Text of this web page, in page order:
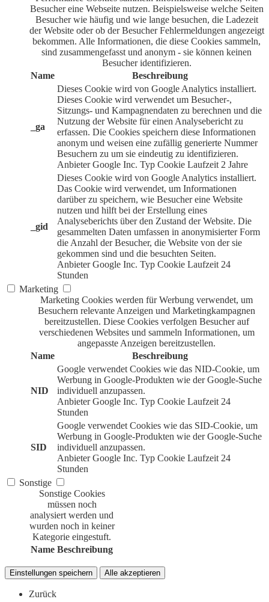
Besucher eine Webseite nutzen. Beispielsweise welche Seiten
Besucher wie häufig und wie lange besuchen, die Ladezeit
der Website oder ob der Besucher Fehlermeldungen angezeigt
bekommen. Alle Informationen, die diese Cookies sammeln,
sind zusammengefasst und anonym - sie können keinen
Besucher identifizieren.
Name
Beschreibung
_ga
Dieses Cookie wird von Google Analytics installiert.
Dieses Cookie wird verwendet um Besucher-,
Sitzungs- und Kampagnendaten zu berechnen und die
Nutzung der Website für einen Analysebericht zu
erfassen. Die Cookies speichern diese Informationen
anonym und weisen eine zufällig generierte Nummer
Besuchern zu um sie eindeutig zu identifizieren.
Anbieter Google Inc. Typ Cookie Laufzeit 2 Jahre
_gid
Dieses Cookie wird von Google Analytics installiert.
Das Cookie wird verwendet, um Informationen
darüber zu speichern, wie Besucher eine Website
nutzen und hilft bei der Erstellung eines
Analyseberichts über den Zustand der Website. Die
gesammelten Daten umfassen in anonymisierter Form
die Anzahl der Besucher, die Website von der sie
gekommen sind und die besuchten Seiten.
Anbieter Google Inc. Typ Cookie Laufzeit 24
Stunden
Marketing
Marketing Cookies werden für Werbung verwendet, um
Besuchern relevante Anzeigen und Marketingkampagnen
bereitzustellen. Diese Cookies verfolgen Besucher auf
verschiedenen Websites und sammeln Informationen, um
angepasste Anzeigen bereitzustellen.
Name
Beschreibung
NID
Google verwendet Cookies wie das NID-Cookie, um
Werbung in Google-Produkten wie der Google-Suche
individuell anzupassen.
Anbieter Google Inc. Typ Cookie Laufzeit 24
Stunden
SID
Google verwendet Cookies wie das SID-Cookie, um
Werbung in Google-Produkten wie der Google-Suche
individuell anzupassen.
Anbieter Google Inc. Typ Cookie Laufzeit 24
Stunden
Sonstige
Sonstige Cookies
müssen noch
analysiert werden und
wurden noch in keiner
Kategorie eingestuft.
Name Beschreibung
Einstellungen speichern Alle akzeptieren
Zurück